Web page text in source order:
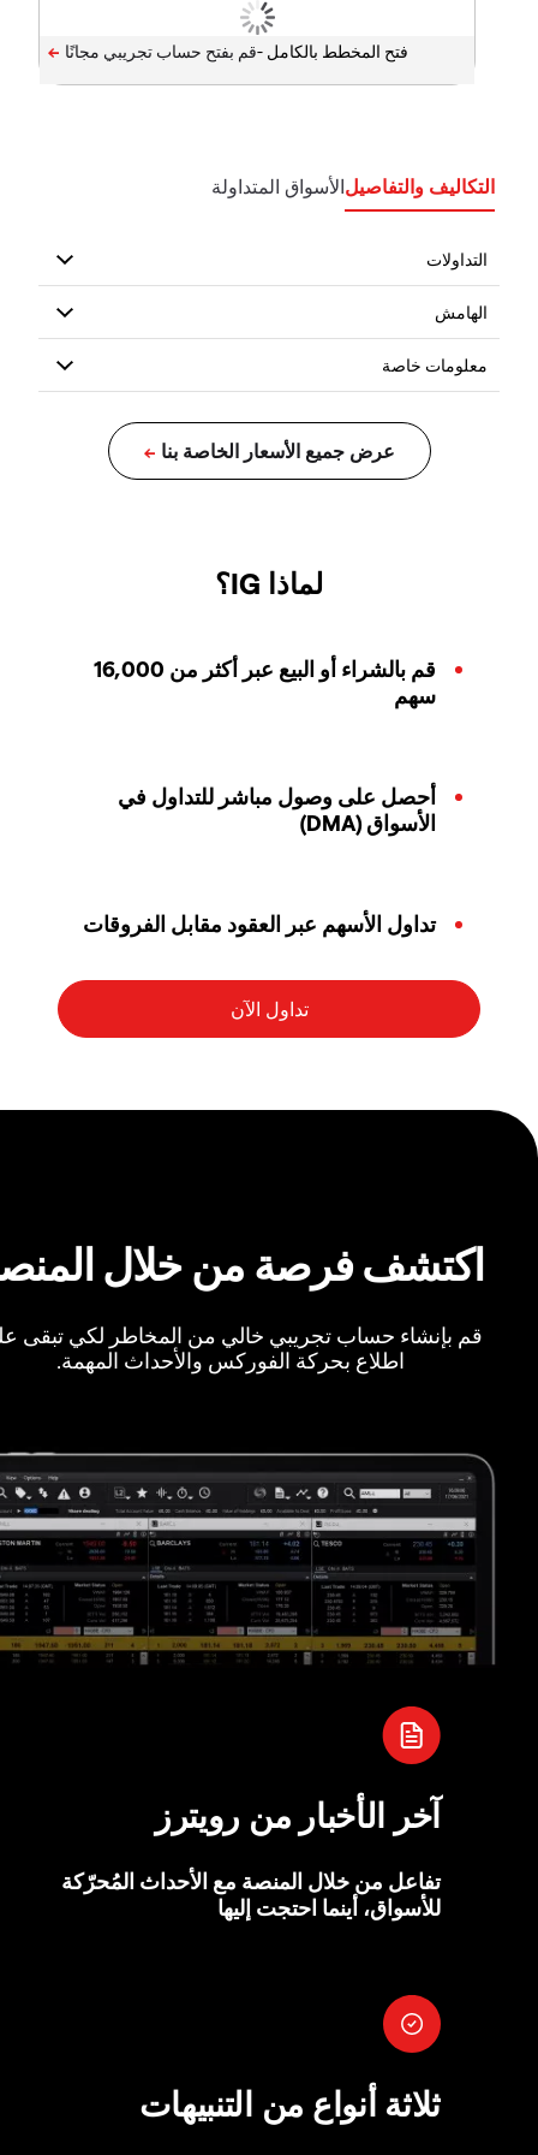
فتح المخطط بالكامل -
التكاليف والتفاصيلالأسواق المتداولة
لماذا IG؟
قم بالشراء أو البيع عبر أكثر من 16,000
سهم
أحصل على وصول مباشر للتداول في
الأسواق (DMA)
تداول الأسهم عبر العقود مقابل الفروقات
اكتشف فرصة من خلال
قم بإنشاء حساب تجريبي خالي من المخاطر لكي تبقى
اطلاع بحركة الفوركس والأحداث المهمة.
آخر الأخبار من رويترز
تفاعل من خلال المنصة مع الأحداث المُحرّكة
للأسواق، أينما احتجت إليها
ثلاثة أنواع من التنبيهات